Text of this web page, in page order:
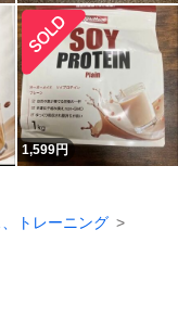
1,599円
トレーニング